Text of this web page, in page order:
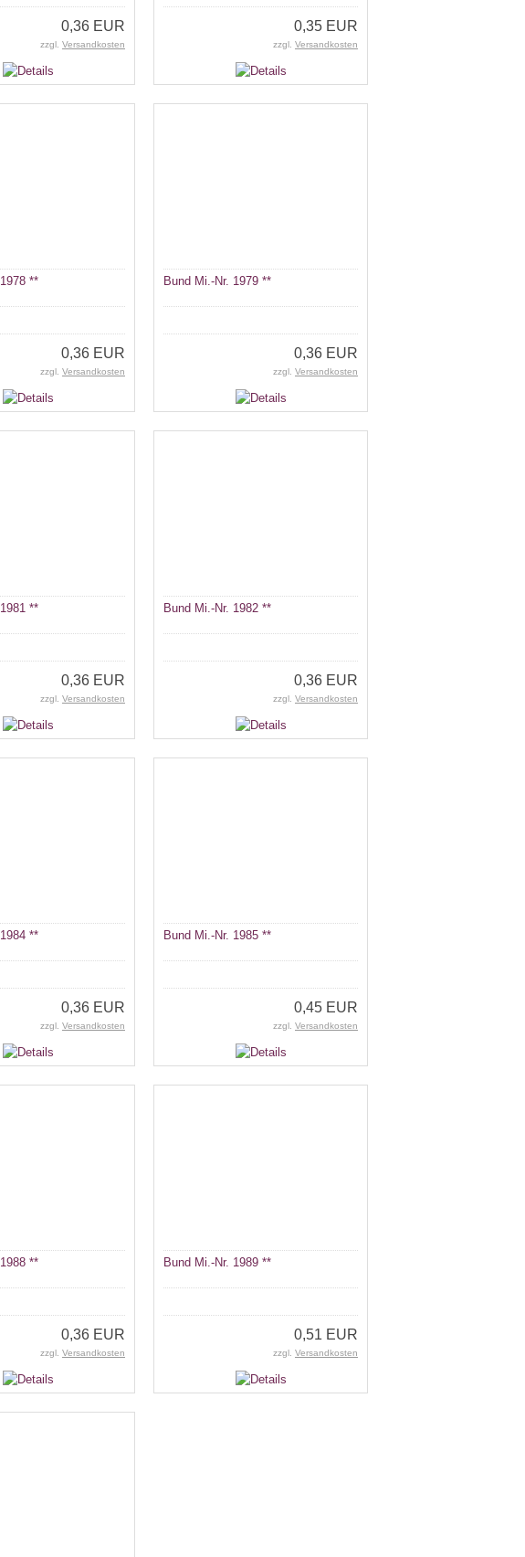
0,36 EUR
zzgl. Versandkosten
0,35 EUR
zzgl. Versandkosten
**
0,36 EUR
zzgl. Versandkosten
Bund Mi.-Nr. 1979 **
0,36 EUR
zzgl. Versandkosten
**
0,36 EUR
zzgl. Versandkosten
Bund Mi.-Nr. 1982 **
0,36 EUR
zzgl. Versandkosten
**
0,36 EUR
zzgl. Versandkosten
Bund Mi.-Nr. 1985 **
0,45 EUR
zzgl. Versandkosten
**
0,36 EUR
zzgl. Versandkosten
Bund Mi.-Nr. 1989 **
0,51 EUR
zzgl. Versandkosten